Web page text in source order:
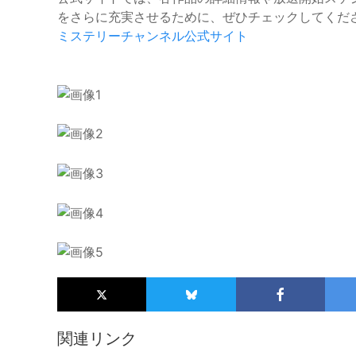
をさらに充実させるために、ぜひチェックしてくだ
ミステリーチャンネル公式サイト
関連リンク